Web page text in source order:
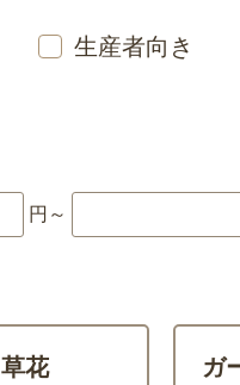
生産者向き
円～
草花 ガ